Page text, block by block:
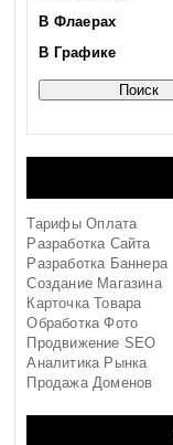
В Флаерах
В Графике
Тарифы Оплата
Разработка Сайта
Разработка Баннера
Создание Магазина
Карточка Товара
Обработка Фото
Продвижение SEO
Аналитика Рынка
Продажа Доменов